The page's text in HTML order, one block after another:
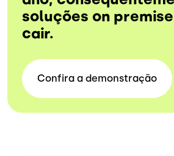
soluções on
cair.
Confira a demonstração